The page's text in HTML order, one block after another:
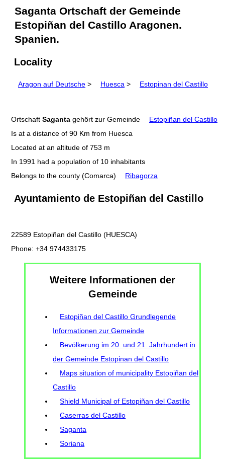
Saganta Ortschaft der Gemeinde
Estopiñan del Castillo Aragonen.
Spanien.
Locality
Aragon auf Deutsche > Huesca > Estopinan del Castillo
Ortschaft Saganta gehört zur Gemeinde
Estopiñan del Castillo
Is at a distance of 90 Km from Huesca
Located at an altitude of 753 m
In 1991 had a population of 10 inhabitants
Belongs to the county (Comarca)
Ribagorza
Ayuntamiento de Estopiñan del Castillo
22589 Estopiñan del Castillo (HUESCA)
Phone: +34 974433175
Weitere Informationen der
Gemeinde
Estopiñan del Castillo Grundlegende
Informationen zur Gemeinde
Bevölkerung im 20. und 21. Jahrhundert in
der Gemeinde Estopinan del Castillo
Maps situation of municipality Estopiñan del
Castillo
Shield Municipal of Estopiñan del Castillo
Caserras del Castillo
Saganta
Soriana